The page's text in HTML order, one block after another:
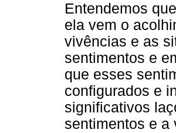
Entendemos
ela vem o
vivências e as
sentimentos e
que esses
configurados e
significativos
sentimentos e a